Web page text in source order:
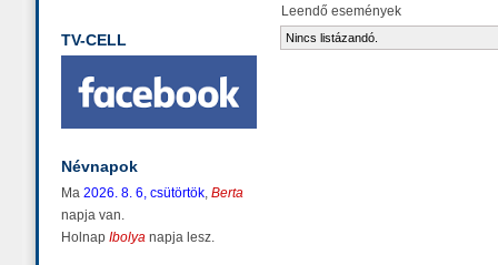
TV-CELL
Névnapok
Ma 2026. 8. 6, csütörtök, Berta
napja van.
Holnap Ibolya napja lesz.
Leendő események
Nincs listázandó.